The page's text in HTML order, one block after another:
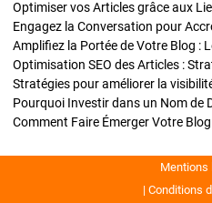
Optimiser vos Articles grâce aux
Engagez la Conversation pour
Amplifiez la Portée de Votre Blog :
Mentions
Conditions